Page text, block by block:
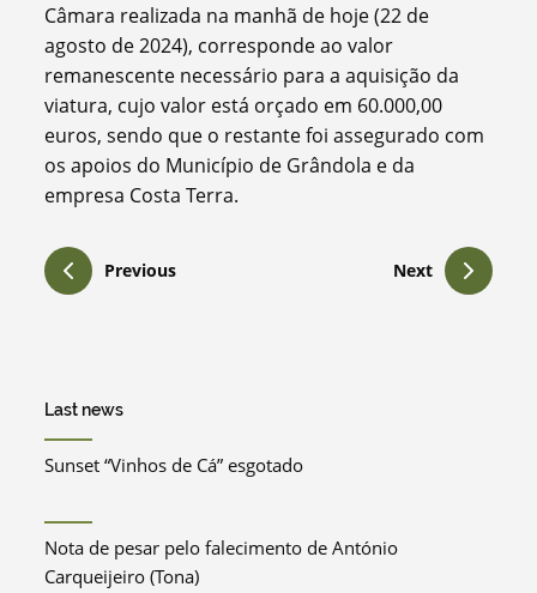
Câmara realizada na manhã de hoje (22 de
agosto de 2024), corresponde ao valor
remanescente necessário para a aquisição da
viatura, cujo valor está orçado em 60.000,00
euros, sendo que o restante foi assegurado com
os apoios do Município de Grândola e da
empresa Costa Terra.
Previous Next
Last news
Sunset “Vinhos de Cá” esgotado
Nota de pesar pelo falecimento de António
Carqueijeiro (Tona)